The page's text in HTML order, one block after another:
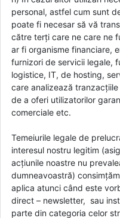
personal, astfel cum sunt
poate fi necesar să vă
către terți care ne care ne
ar fi organisme financiare,
furnizori de servicii legale,
logistice, IT, de hosting,
care analizează
de a oferi utilizatorilor
comerciale etc.
Temeiurile legale de
interesul nostru legitim
acțiunile noastre nu
dumneavoastră)
aplica atunci când este
direct – newsletter, sau
parte din categoria celor